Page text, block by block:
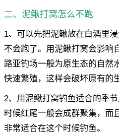
二、泥鳅打窝怎么不跑
1、可以先把泥鳅放在白酒里
不会跑了。用泥鳅打窝会影响
路亚钓场一般为原生态的自然
快速繁殖，这样会破坏原有的
2、用泥鳅打窝钓鱼适合的季
时候红尾一般会成群聚集，而
非常适合在这个时候钓鱼。